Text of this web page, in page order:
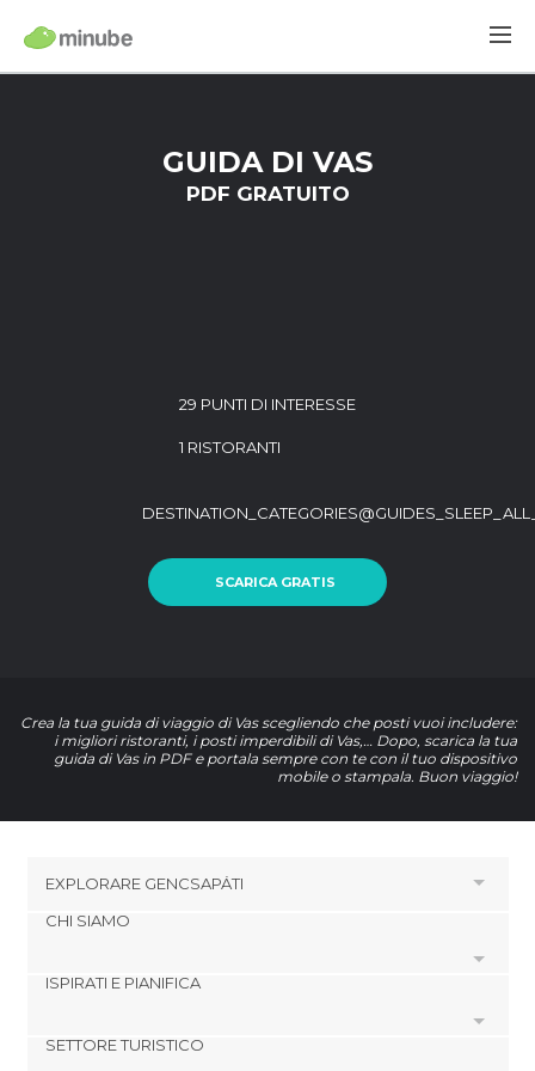
GUIDA DI VAS
PDF GRATUITO
29 PUNTI DI INTERESSE
1 RISTORANTI
SCARICA GRATIS
Crea la tua guida di viaggio di Vas scegliendo che posti vuoi includere:
i migliori ristoranti, i posti imperdibili di Vas,… Dopo, scarica la tua
guida di Vas in PDF e portala sempre con te con il tuo dispositivo
mobile o stampala. Buon viaggio!
EXPLORARE GENCSAPÁTI
Hotel a Szombathely
Hotel a Bük
CHI SIAMO
Cookies
ISPIRATI E PIANIFICA
footer@item_discovertips_anchor
SETTORE TURISTICO